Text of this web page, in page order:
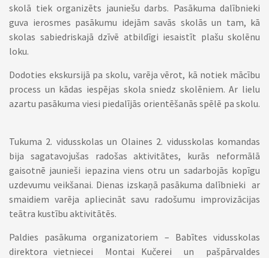
skolā tiek organizēts jauniešu darbs. Pasākuma dalībnieki
guva ierosmes pasākumu idejām savās skolās un tam, kā
skolas sabiedriskajā dzīvē atbildīgi iesaistīt plašu skolēnu
loku.
Dodoties ekskursijā pa skolu, varēja vērot, kā notiek mācību
process un kādas iespējas skola sniedz skolēniem. Ar lielu
azartu pasākuma viesi piedalījās orientēšanās spēlē pa skolu.
Tukuma 2. vidusskolas un Olaines 2. vidusskolas komandas
bija sagatavojušas radošas aktivitātes, kurās neformālā
gaisotnē jaunieši iepazina viens otru un sadarbojās kopīgu
uzdevumu veikšanai. Dienas izskaņā pasākuma dalībnieki ar
smaidiem varēja apliecināt savu radošumu improvizācijas
teātra kustību aktivitātēs.
Paldies pasākuma organizatoriem – Babītes vidusskolas
direktora vietniecei Montai Kučerei un pašpārvaldes